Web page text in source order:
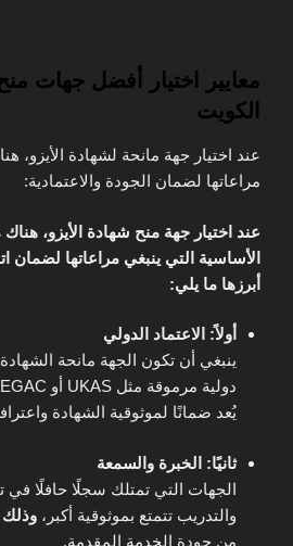
معايير اختيار أفضل جهات
الكويت
عند اختيار جهة مانحة لشهادة الأيزو،
مراعاتها لضمان الجودة والاعتمادية:
عند اختيار جهة منح شهادة الأيزو،
الأساسية التي ينبغي مراعاتها لضمان
أبرزها ما يلي:
أولاً: الاعتماد الدولي
ينبغي أن تكون الجهة مانحة
دولية مرموقة مثل UKAS أو EGAC،
يُعد ضمانًا لموثوقية الشهادة
ثانيًا: الخبرة والسمعة
الجهات التي تمتلك سجلًا حافلًا في
والتدريب تتمتع بموثوقية أكبر،وذلك
من جودة الخدمة المقدمة.